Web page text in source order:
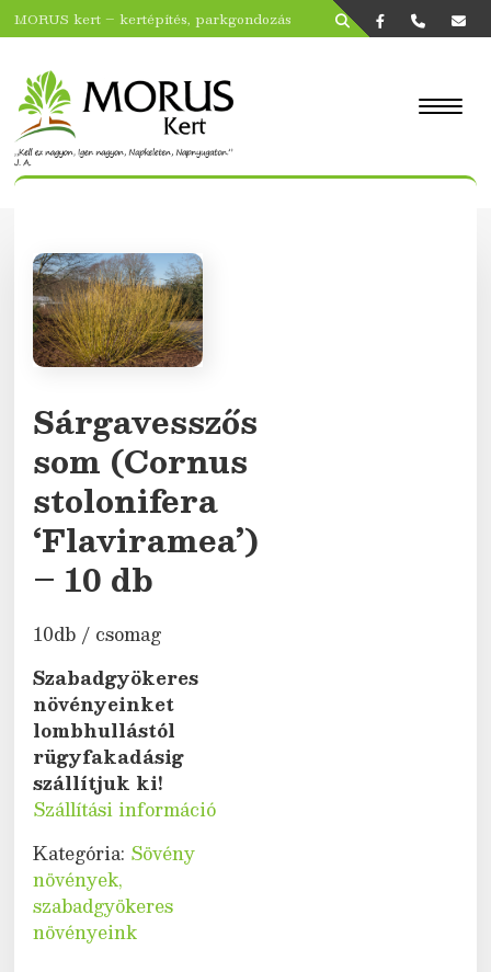
MORUS kert – kertépítés, parkgondozás
Sárgavesszős
som (Cornus
stolonifera
‘Flaviramea’)
– 10 db
10db / csomag
Szabadgyökeres
növényeinket
lombhullástól
rügyfakadásig
szállítjuk ki!
Szállítási információ
Kategória: Sövény
növények,
szabadgyökeres
növényeink